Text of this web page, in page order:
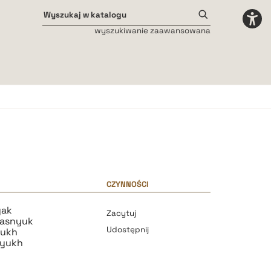
wyszukiwanie zaawansowana
CZYNNOŚCI
Zacytuj
Udostępnij